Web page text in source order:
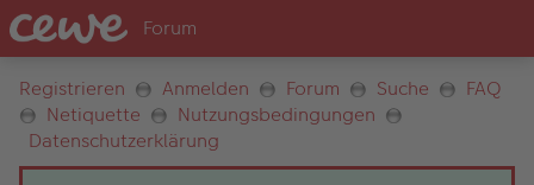
Registrieren Anmelden Forum Suche
FAQ
Netiquette
Nutzungsbedingungen
Datenschutzerklärung